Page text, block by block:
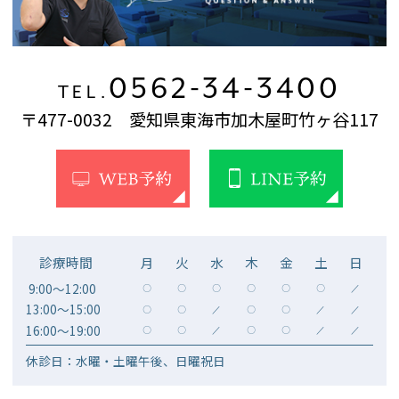
TEL. 0562-34-3400
〒477-0032 愛知県東海市加木屋町竹ヶ谷117
診療時間 月 火 水 木 金 土 日
9:00～12:00 〇 〇 〇 〇 〇 〇 ／
13:00～15:00 〇 〇 ／ 〇 〇 ／ ／
16:00～19:00 〇 〇 ／ 〇 〇 ／ ／
休診日：水曜・土曜午後、日曜祝日